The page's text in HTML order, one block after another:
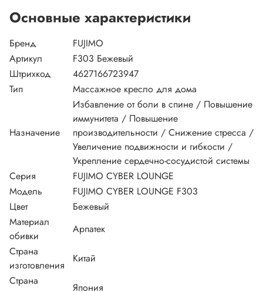
Основные характеристики
Бренд
FUJIMO
Артикул
F303 Бежевый
Штрихкод
4627166723947
Тип
Массажное кресло для дома
Назначение
Избавление от боли в спине / Повышение
иммунитета / Повышение
производительности / Снижение стресса /
Увеличение подвижности и гибкости /
Укрепление сердечно-сосудистой системы
Серия
FUJIMO CYBER LOUNGE
Модель
FUJIMO CYBER LOUNGE F303
Цвет
Бежевый
Материал
обивки
Арпатек
Страна
изготовления
Китай
Страна
Япония